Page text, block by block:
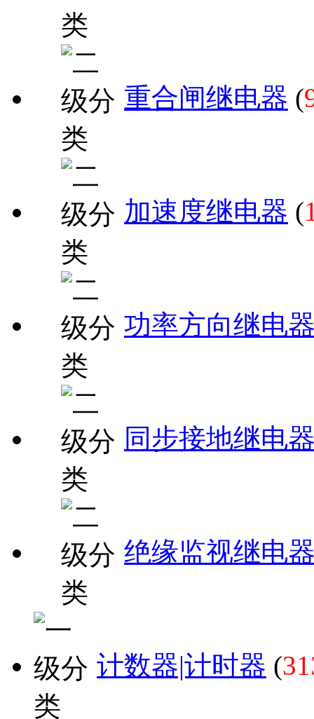
重合闸继电器 (
加速度继电器 (
功率方向继电
同步接地继电
绝缘监视继电
计数器|计时器 (